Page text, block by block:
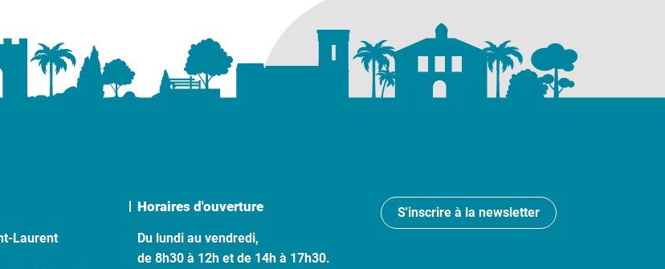
Laurent
Horaires d'ouverture
Du lundi au vendredi,
de 8h30 à 12h et de 14h à 17h30.
S'inscrire à la newsletter